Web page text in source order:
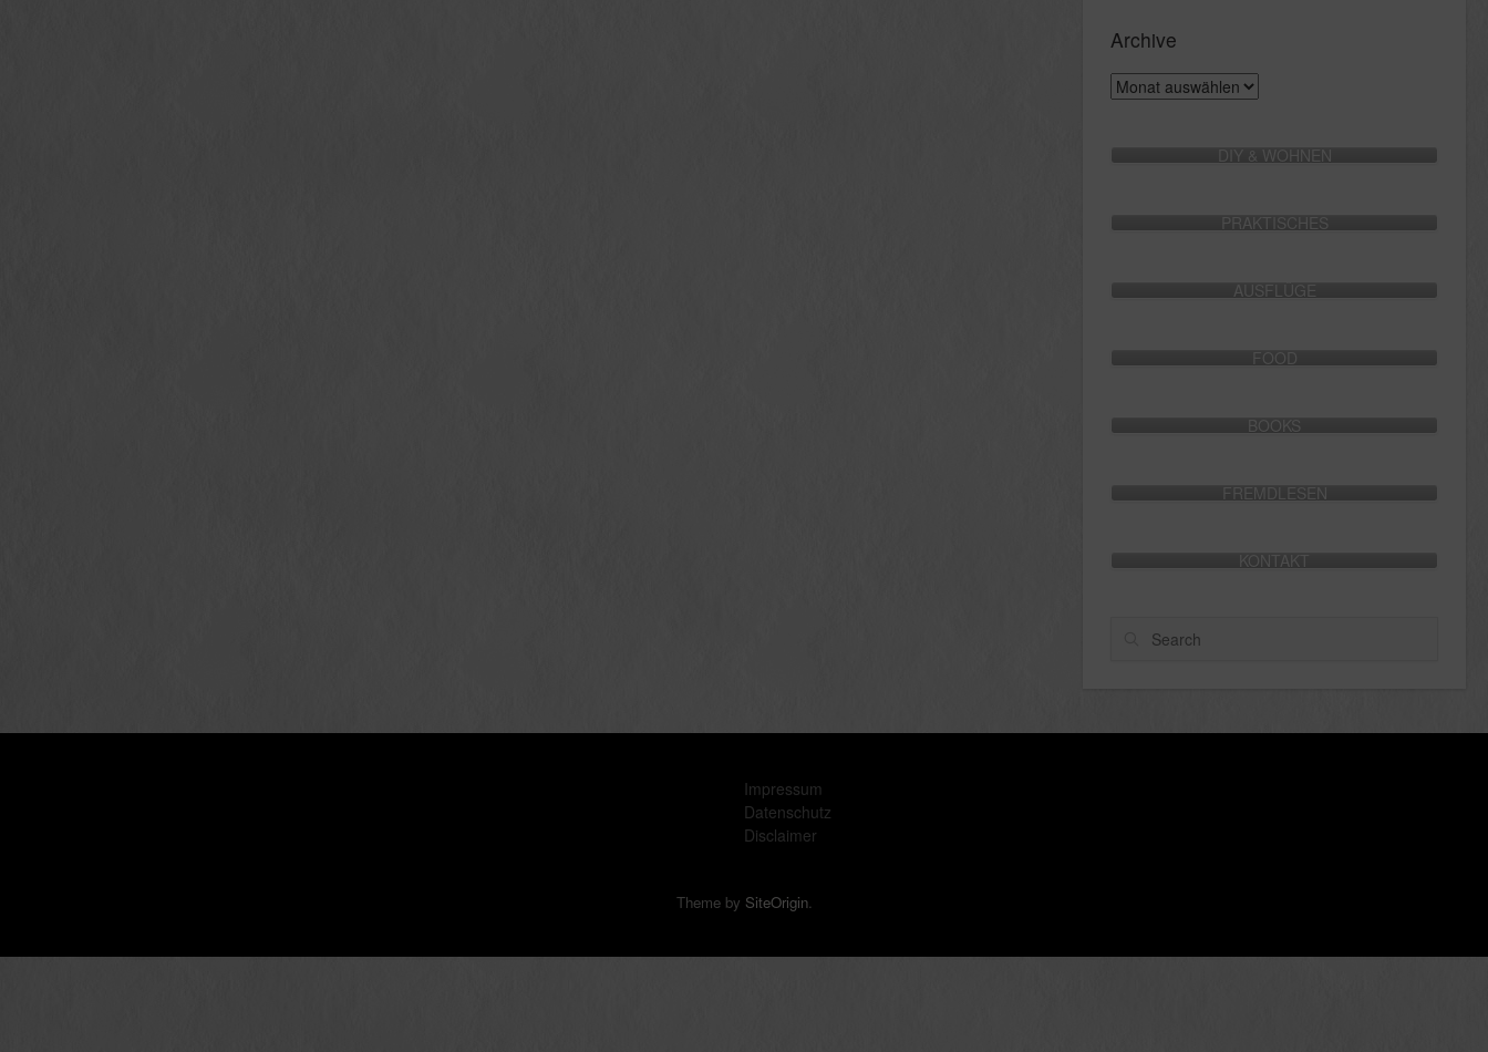
Archive
Archive
DIY & WOHNEN
PRAKTISCHES
AUSFLÜGE
FOOD
BOOKS
FREMDLESEN
KONTAKT
Search
Impressum
Datenschutz
Disclaimer
Theme by SiteOrigin.